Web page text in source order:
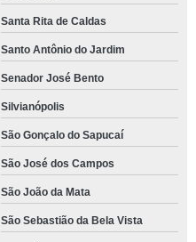
Santa Rita de Caldas
Santo Antônio do Jardim
Senador José Bento
Silvianópolis
São Gonçalo do Sapucaí
São José dos Campos
São João da Mata
São Sebastião da Bela Vista